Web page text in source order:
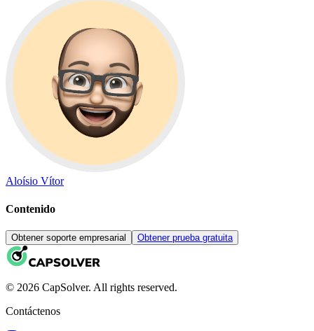
Aloísio Vítor
Contenido
Obtener soporte empresarial Obtener prueba gratuita
© 2026 CapSolver. All rights reserved.
Contáctenos